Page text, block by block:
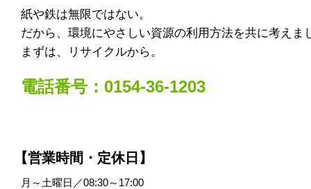
紙や鉄は無限ではない。
だから、環境にやさしい資源の利用方法を共に考えま
まずは、リサイクルから。
電話番号：0154-36-1203
【営業時間・定休日】
月～土曜日／08:30～17:00